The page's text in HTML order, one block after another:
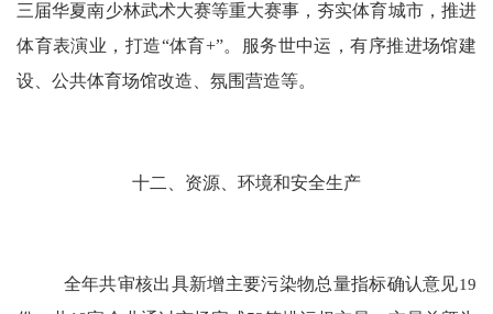
三届华夏南少林武术大赛等重大赛事，夯实体育城市，推进
体育表演业，打造“体育+”。服务世中运，有序推进场馆建
设、公共体育场馆改造、氛围营造等。
十二、资源、环境和安全生产
全年共审核出具新增主要污染物总量指标确认意见19